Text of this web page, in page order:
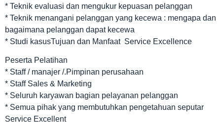
* Teknik evaluasi dan mengukur kepuasan pelanggan
* Teknik menangani pelanggan yang kecewa : mengapa dan
bagaimana pelanggan dapat kecewa
* Studi kasusTujuan dan Manfaat Service Excellence
Peserta Pelatihan
* Staff / manajer /.Pimpinan perusahaan
* Staff Sales & Marketing
* Seluruh karyawan bagian pelayanan pelanggan
* Semua pihak yang membutuhkan pengetahuan seputar
Service Excellent